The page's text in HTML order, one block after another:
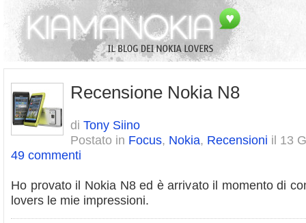
Recensione Nokia N8
di Tony Siino
Postato in Focus, Nokia, Recensioni il 13
49 commenti
Ho provato il Nokia N8 ed è arrivato il momento di
lovers le mie impressioni.